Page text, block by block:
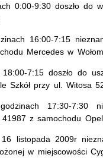
0:00-9:30 doszło do
16:00-7:15
Mercedes w
7:15 doszło do
Szkół przy ul. Witosa
17:30-7:30
z samochodu
listopada 2009r
w miejscowości